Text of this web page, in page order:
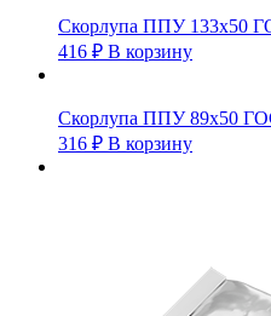
Скорлупа ППУ 133х50
416 ₽ В корзину
Скорлупа ППУ 89х50
316 ₽ В корзину